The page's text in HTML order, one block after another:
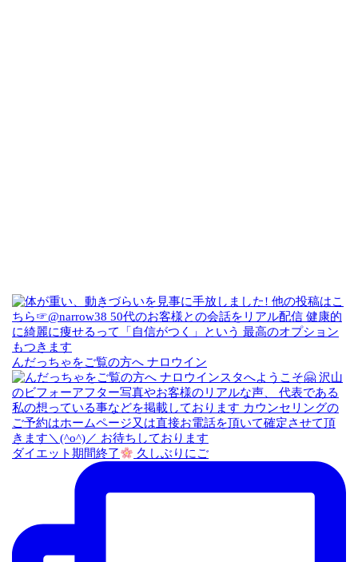
んだっちゃをご覧の方へ ナロウイン
ダイエット期間終了 久しぶりにご